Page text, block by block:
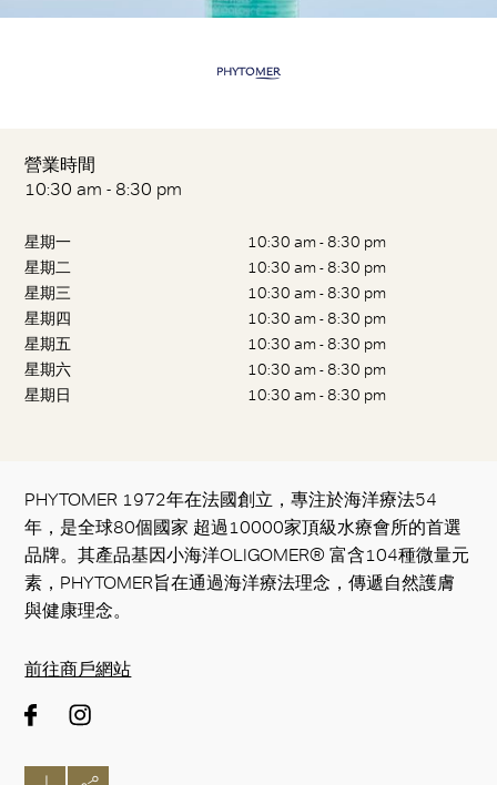
營業時間
10:30 am - 8:30 pm
星期一
10:30 am - 8:30 pm
星期二
10:30 am - 8:30 pm
星期三
10:30 am - 8:30 pm
星期四
10:30 am - 8:30 pm
星期五
10:30 am - 8:30 pm
星期六
10:30 am - 8:30 pm
星期日
10:30 am - 8:30 pm
PHYTOMER 1972年在法國創立，專注於海洋療法54
年，是全球80個國家 超過10000家頂級水療會所的首選
品牌。其產品基因小海洋OLIGOMER® 富含104種微量元
素，PHYTOMER旨在通過海洋療法理念，傳遞自然護膚
與健康理念。
前往商戶網站